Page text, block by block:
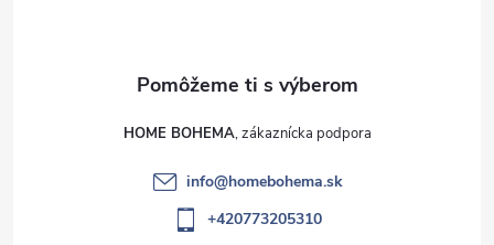
HOME BOHEMA
info@homebohema.sk
+420773205310